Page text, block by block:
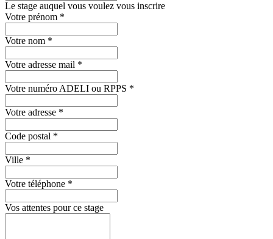
Le stage auquel vous voulez vous inscrire
Votre prénom *
Votre nom *
Votre adresse mail *
Votre numéro ADELI ou RPPS *
Votre adresse *
Code postal *
Ville *
Votre téléphone *
Vos attentes pour ce stage